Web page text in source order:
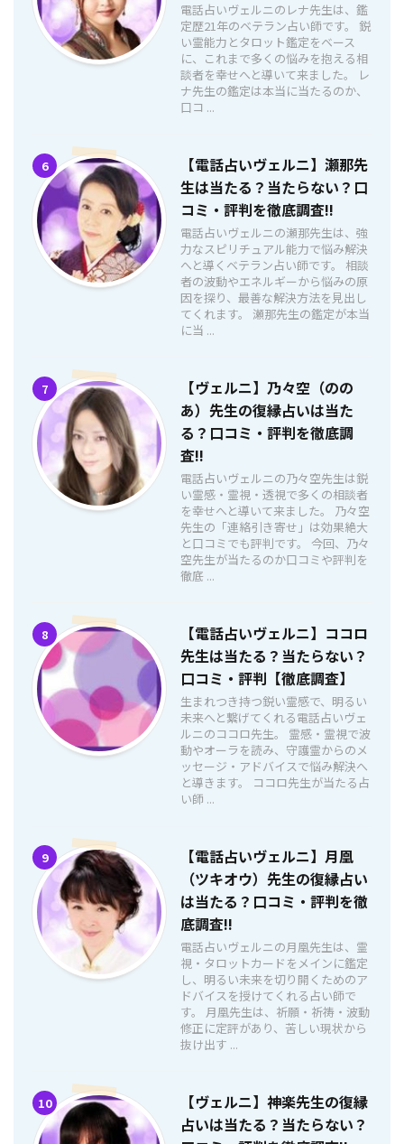
電話占いヴェルニのレナ先生は、鑑
定歴21年のベテラン占い師です。 鋭
い霊能力とタロット鑑定をベース
に、これまで多くの悩みを抱える相
談者を幸せへと導いて来ました。 レ
ナ先生の鑑定は本当に当たるのか、
口コ ...
6
【電話占いヴェルニ】瀬那先
生は当たる？当たらない？口
コミ・評判を徹底調査!!
電話占いヴェルニの瀬那先生は、強
力なスピリチュアル能力で悩み解決
へと導くベテラン占い師です。 相談
者の波動やエネルギーから悩みの原
因を探り、最善な解決方法を見出し
てくれます。 瀬那先生の鑑定が本当
に当 ...
7
【ヴェルニ】乃々空（のの
あ）先生の復縁占いは当た
る？口コミ・評判を徹底調
査!!
電話占いヴェルニの乃々空先生は鋭
い霊感・霊視・透視で多くの相談者
を幸せへと導いて来ました。 乃々空
先生の「連絡引き寄せ」は効果絶大
と口コミでも評判です。 今回、乃々
空先生が当たるのか口コミや評判を
徹底 ...
8
【電話占いヴェルニ】ココロ
先生は当たる？当たらない？
口コミ・評判【徹底調査】
生まれつき持つ鋭い霊感で、明るい
未来へと繋げてくれる電話占いヴェ
ルニのココロ先生。 霊感・霊視で波
動やオーラを読み、守護霊からのメ
ッセージ・アドバイスで悩み解決へ
と導きます。 ココロ先生が当たる占
い師 ...
9
【電話占いヴェルニ】月凰
（ツキオウ）先生の復縁占い
は当たる？口コミ・評判を徹
底調査!!
電話占いヴェルニの月凰先生は、霊
視・タロットカードをメインに鑑定
し、明るい未来を切り開くためのア
ドバイスを授けてくれる占い師で
す。 月凰先生は、祈願・祈祷・波動
修正に定評があり、苦しい現状から
抜け出す ...
10
【ヴェルニ】神楽先生の復縁
占いは当たる？当たらない？